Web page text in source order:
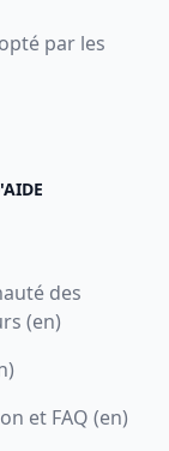
par les
des
(en)
et FAQ (en)